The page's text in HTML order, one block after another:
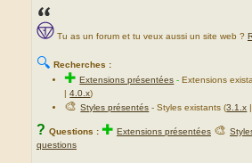
Tu as un forum et tu veux aussi un site web ?
🔍 Recherches :
✚Extensions présentées -Extensions
|4.0.x)
🎨Styles présentés - Styles existants (3.1.x
? Questions : ✚ Extensions présentées 🎨
questions